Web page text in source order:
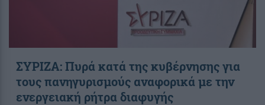
ΣΥΡΙΖΑ: Πυρά κατά της κυβέρνησης για
τους πανηγυρισμούς αναφορικά με την
ενεργειακή ρήτρα διαφυγής